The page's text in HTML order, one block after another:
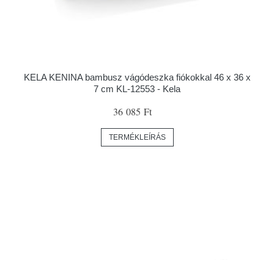
KELA KENINA bambusz vágódeszka fiókokkal 46 x 36 x
7 cm KL-12553 - Kela
36 085 Ft
TERMÉKLEÍRÁS